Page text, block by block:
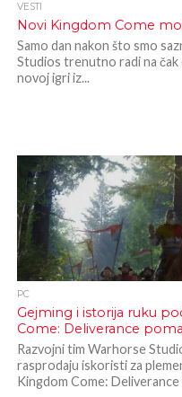
VESTI
Novi Kingdom Come
Samo dan nakon što smo
Studios trenutno radi na
novoj igri iz...
PC
Gejming i istorija ruku
Come: Deliverance
Razvojni tim Warhorse
rasprodaju iskoristi za
Kingdom Come: Deliverance